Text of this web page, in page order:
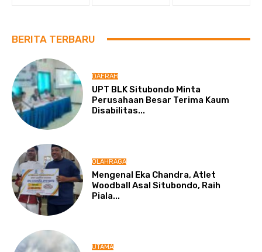
BERITA TERBARU
DAERAH
UPT BLK Situbondo Minta
Perusahaan Besar Terima Kaum
Disabilitas...
OLAHRAGA
Mengenal Eka Chandra, Atlet
Woodball Asal Situbondo, Raih
Piala...
UTAMA